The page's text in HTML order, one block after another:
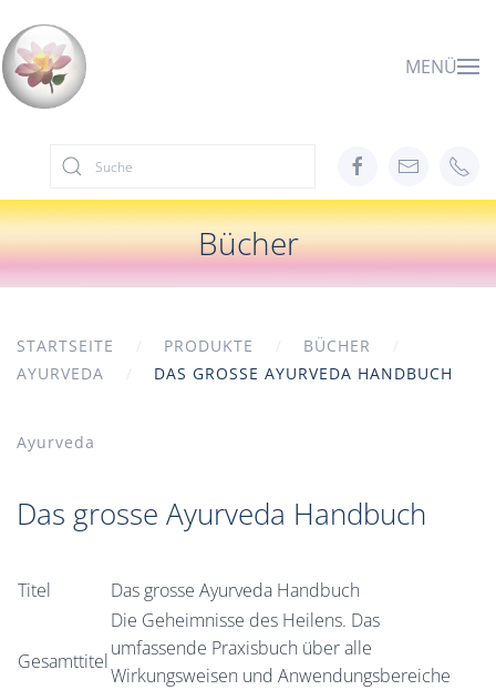
Zum Hauptinhalt springen
MENÜ
Bücher
STARTSEITE PRODUKTE
BÜCHER
AYURVEDA
DAS GROSSE AYURVEDA HANDBUCH
Ayurveda
Das grosse Ayurveda Handbuch
Titel Das grosse Ayurveda Handbuch
Gesamttitel
Die Geheimnisse des Heilens. Das
umfassende Praxisbuch über alle
Wirkungsweisen und Anwendungsbereiche